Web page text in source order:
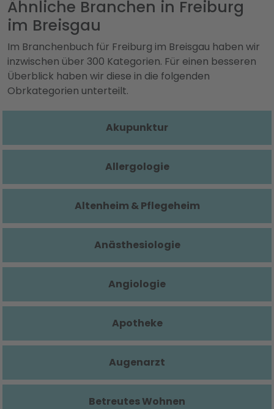
Ähnliche Branchen in Freiburg
im Breisgau
Im Branchenbuch für Freiburg im Breisgau haben wir
inzwischen über 300 Kategorien. Für einen besseren
Überblick haben wir diese in die folgenden
Obrkategorien unterteilt.
Akupunktur
Allergologie
Altenheim & Pflegeheim
Anästhesiologie
Angiologie
Apotheke
Augenarzt
Betreutes Wohnen